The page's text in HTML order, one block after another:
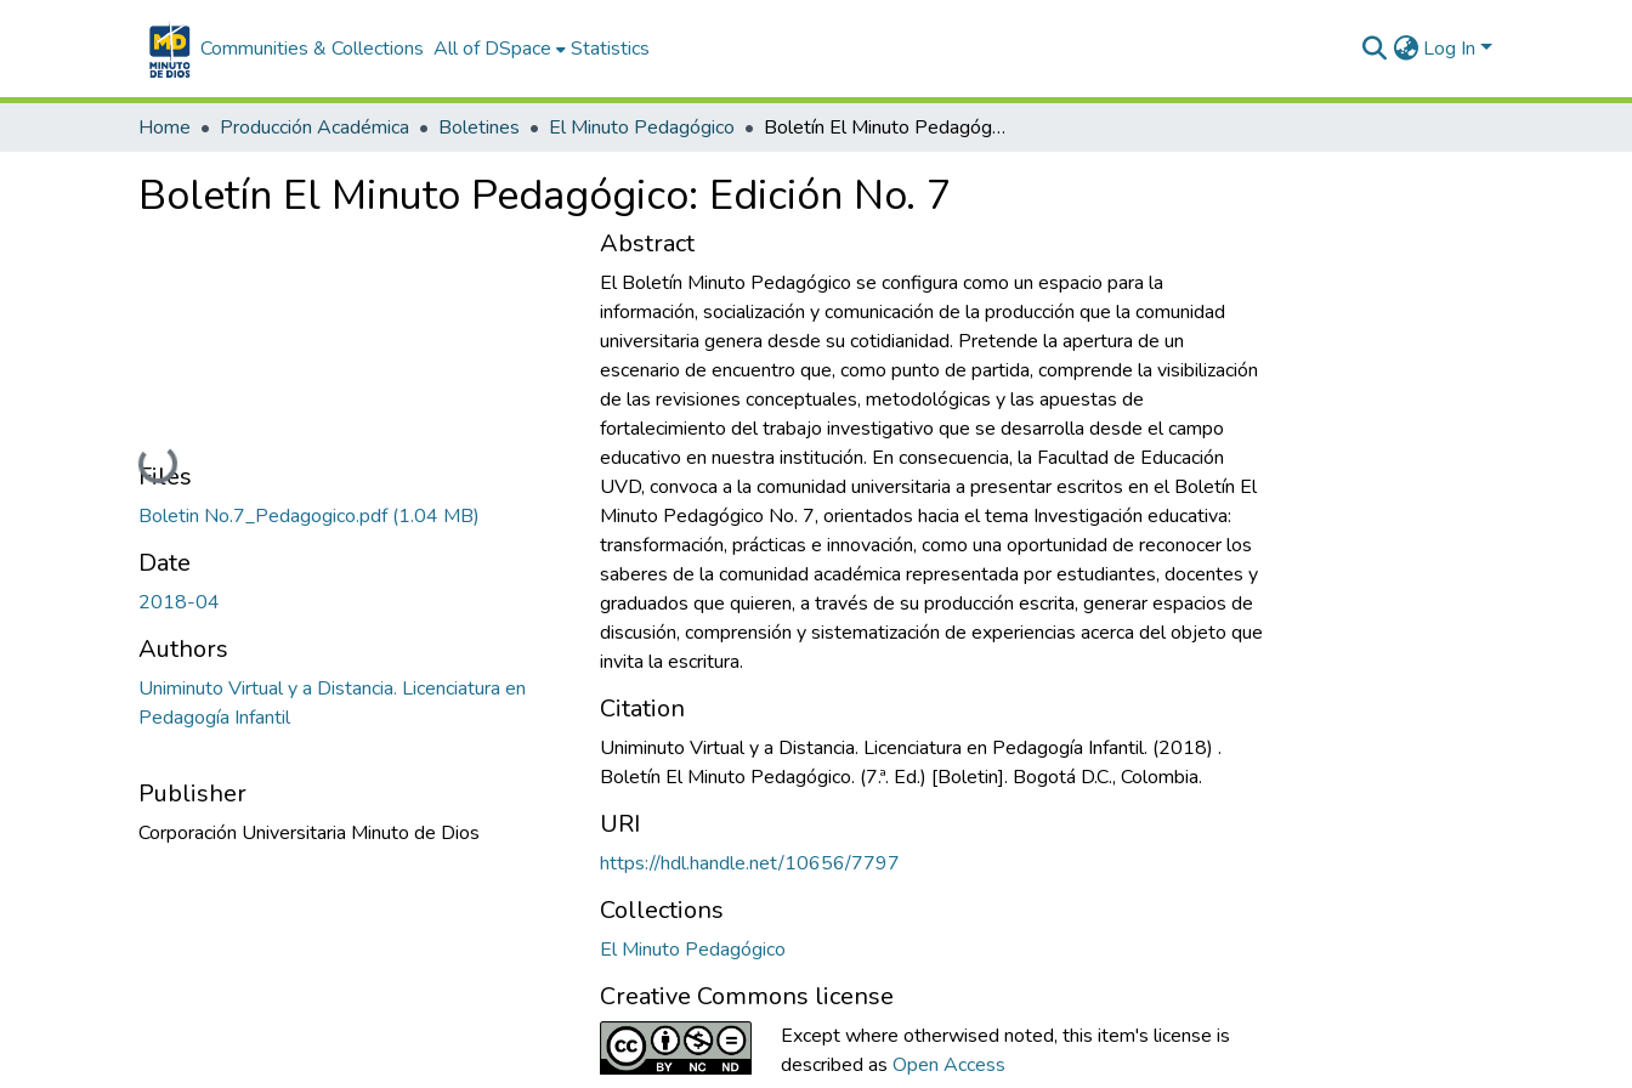
Communities & Collections All of DSpace Statistics Log In
Home Producción Académica Boletines El Minuto Pedagógico Boletín El Minuto Pedagógico: Edición No. 7
Boletín El Minuto Pedagógico: Edición No. 7
Loading...
Files
Boletin No.7_Pedagogico.pdf(1.04 MB)
Date
2018-04
Authors
Uniminuto Virtual y a Distancia. Licenciatura en
Pedagogía Infantil
Publisher
Corporación Universitaria Minuto de Dios
Abstract
El Boletín Minuto Pedagógico se configura como un espacio para la
información, socialización y comunicación de la producción que la comunidad
universitaria genera desde su cotidianidad. Pretende la apertura de un
escenario de encuentro que, como punto de partida, comprende la visibilización
de las revisiones conceptuales, metodológicas y las apuestas de
fortalecimiento del trabajo investigativo que se desarrolla desde el campo
educativo en nuestra institución. En consecuencia, la Facultad de Educación
UVD, convoca a la comunidad universitaria a presentar escritos en el Boletín El
Minuto Pedagógico No. 7, orientados hacia el tema Investigación educativa:
transformación, prácticas e innovación, como una oportunidad de reconocer los
saberes de la comunidad académica representada por estudiantes, docentes y
graduados que quieren, a través de su producción escrita, generar espacios de
discusión, comprensión y sistematización de experiencias acerca del objeto que
invita la escritura.
Citation
Uniminuto Virtual y a Distancia. Licenciatura en Pedagogía Infantil. (2018) .
Boletín El Minuto Pedagógico. (7.ª. Ed.) [Boletin]. Bogotá D.C., Colombia.
URI
https://hdl.handle.net/10656/7797
Collections
El Minuto Pedagógico
Creative Commons license
Except where otherwised noted, this item's license is
described as Open Access